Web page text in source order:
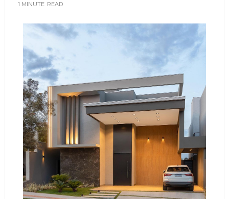
1 MINUTE READ